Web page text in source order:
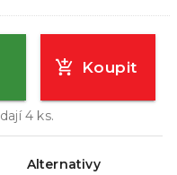
Koupit
4 ks.
Alternativy